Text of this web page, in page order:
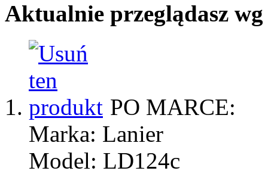
Aktualnie przeglądasz wg
PO MARCE:
Marka: Lanier
Model: LD124c